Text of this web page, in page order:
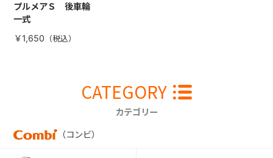
プルメアＳ 後車輪
一式
￥1,650
CATEGORY
カテゴリー
（コンビ）